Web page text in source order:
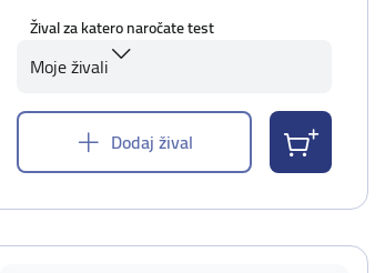
Žival za katero naročate test
Moje živali
Dodaj žival